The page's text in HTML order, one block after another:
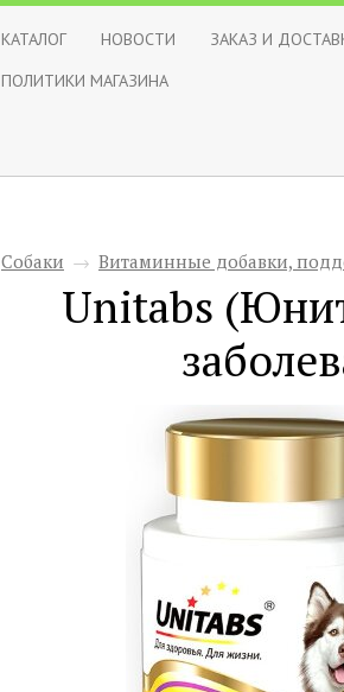
КАТАЛОГ НОВОСТИ ЗАКАЗ И
ПОЛИТИКИ МАГАЗИНА
Собаки → Витаминные добавки,
Unitabs